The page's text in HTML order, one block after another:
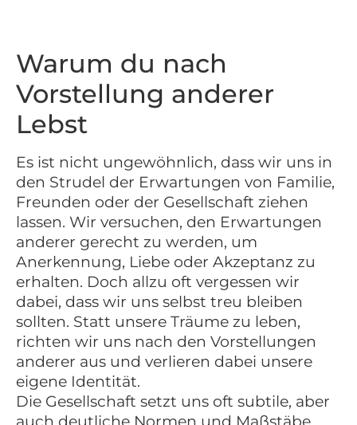
Warum du nach
Vorstellung anderer
Lebst
Es ist nicht ungewöhnlich, dass wir uns in
den Strudel der Erwartungen von Familie,
Freunden oder der Gesellschaft ziehen
lassen. Wir versuchen, den Erwartungen
anderer gerecht zu werden, um
Anerkennung, Liebe oder Akzeptanz zu
erhalten. Doch allzu oft vergessen wir
dabei, dass wir uns selbst treu bleiben
sollten. Statt unsere Träume zu leben,
richten wir uns nach den Vorstellungen
anderer aus und verlieren dabei unsere
eigene Identität.
Die Gesellschaft setzt uns oft subtile, aber